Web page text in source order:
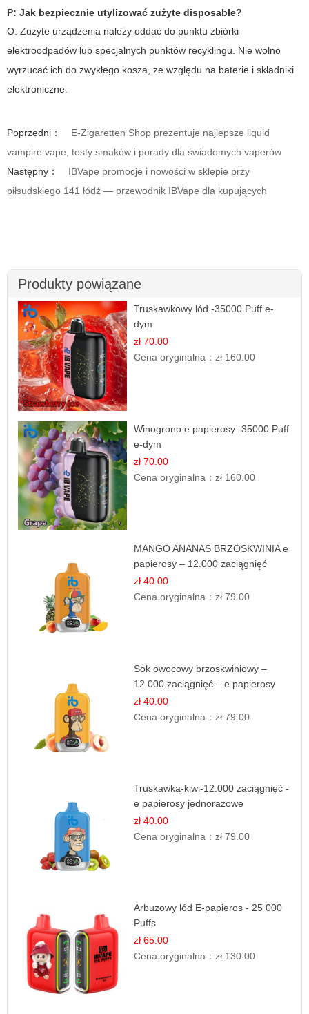
P: Jak bezpiecznie utylizować zużyte disposable?
O: Zużyte urządzenia należy oddać do punktu zbiórki
elektroodpadów lub specjalnych punktów recyklingu. Nie wolno
wyrzucać ich do zwykłego kosza, ze względu na baterie i składniki
elektroniczne.
Poprzedni：
E-Zigaretten Shop prezentuje najlepsze liquid
vampire vape, testy smaków i porady dla świadomych vaperów
Następny：
IBVape promocje i nowości w sklepie przy
piłsudskiego 141 łódź — przewodnik IBVape dla kupujących
Produkty powiązane
Truskawkowy lód -35000 Puff e-
dym
zł 70.00
Cena oryginalna：zł 160.00
Winogrono e papierosy -35000 Puff
e-dym
zł 70.00
Cena oryginalna：zł 160.00
MANGO ANANAS BRZOSKWINIA e
papierosy – 12.000 zaciągnięć
zł 40.00
Cena oryginalna：zł 79.00
Sok owocowy brzoskwiniowy –
12.000 zaciągnięć – e papierosy
jednorazowe
zł 40.00
Cena oryginalna：zł 79.00
Truskawka-kiwi-12.000 zaciągnięć -
e papierosy jednorazowe
zł 40.00
Cena oryginalna：zł 79.00
Arbuzowy lód E-papieros - 25 000
Puffs
zł 65.00
Cena oryginalna：zł 130.00